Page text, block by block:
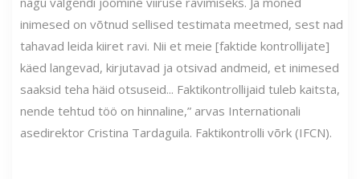
inimesed on võtnud sellised testimata meetmed, sest nad
tahavad leida kiiret ravi. Nii et meie [faktide kontrollijate]
käed langevad, kirjutavad ja otsivad andmeid, et inimesed
saaksid teha häid otsuseid... Faktikontrollijaid tuleb kaitsta,
nende tehtud töö on hinnaline,” arvas Internationali
asedirektor Cristina Tardaguila. Faktikontrolli võrk (IFCN).